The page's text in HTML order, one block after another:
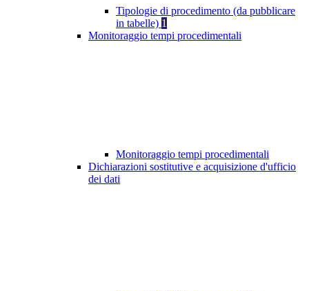
Tipologie di procedimento (da pubblicare
in tabelle) 1
Monitoraggio tempi procedimentali
Monitoraggio tempi procedimentali
Dichiarazioni sostitutive e acquisizione d'ufficio
dei dati